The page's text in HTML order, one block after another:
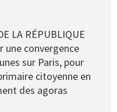
LA RÉPUBLIQUE
une convergence
sur Paris, pour
citoyenne en
des agoras